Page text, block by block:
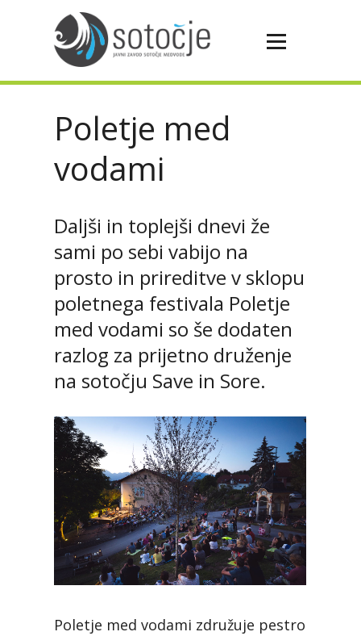
Poletje med
vodami
Daljši in toplejši dnevi že
sami po sebi vabijo na
prosto in prireditve v sklopu
poletnega festivala Poletje
med vodami so še dodaten
razlog za prijetno druženje
na sotočju Save in Sore.
Poletje med vodami združuje pestro